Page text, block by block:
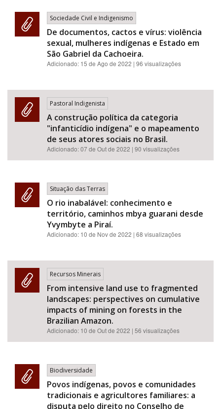
Sociedade Civil e Indigenismo
De documentos, cactos e vírus: violência
sexual, mulheres indígenas e Estado em
São Gabriel da Cachoeira.
Adicionado: 15 de Ago de 2022 | 96 visualizações
Pastoral Indigenista
A construção política da categoria
"infanticídio indígena" e o mapeamento
de seus atores sociais no Brasil.
Adicionado:07 de Out de 2022 | 90 visualizações
Situação das Terras
O rio inabalável: conhecimento e
território, caminhos mbya guarani desde
Yvymbyte a Piraí.
Adicionado: 10 de Nov de 2022 | 68 visualizações
Recursos Minerais
From intensive land use to fragmented
landscapes: perspectives on cumulative
impacts of mining on forests in the
Brazilian Amazon.
Adicionado: 10 de Out de 2022 | 56 visualizações
Biodiversidade
Povos indígenas, povos e comunidades
tradicionais e agricultores familiares: a
disputa pelo direito no Conselho de